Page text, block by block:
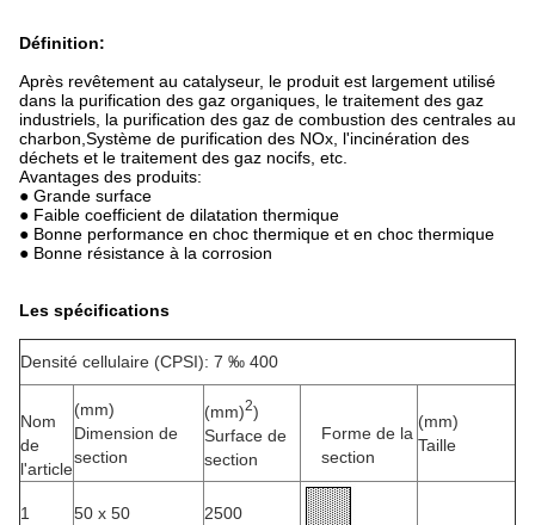
Définition:
Après revêtement au catalyseur, le produit est largement utilisé
dans la purification des gaz organiques, le traitement des gaz
industriels, la purification des gaz de combustion des centrales au
charbon,Système de purification des NOx, l'incinération des
déchets et le traitement des gaz nocifs, etc.
Avantages des produits:
● Grande surface
● Faible coefficient de dilatation thermique
● Bonne performance en choc thermique et en choc thermique
● Bonne résistance à la corrosion
Les spécifications
Densité cellulaire (CPSI): 7 ‰ 400
Nom
de
l'article
(mm)
Dimension de
section
(mm)2)
Surface de
section
Forme de la
section
(mm)
Taille
1 50 x 50 2500